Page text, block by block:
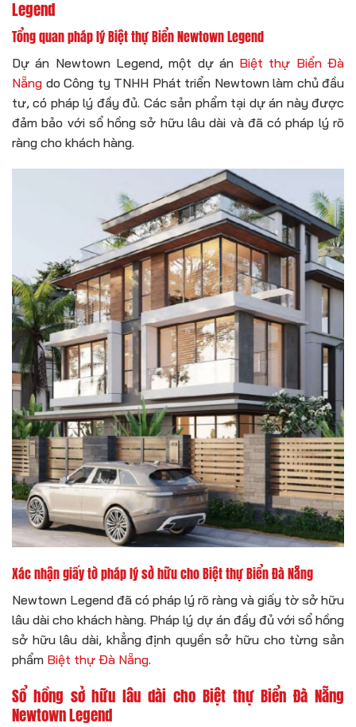
Legend
Tổng quan pháp lý Biệt thự Biển Newtown Legend
Dự án Newtown Legend, một dự án Biệt thự Biển Đà
Nẵng do Công ty TNHH Phát triển Newtown làm chủ đầu
tư, có pháp lý đầy đủ. Các sản phẩm tại dự án này được
đảm bảo với sổ hồng sở hữu lâu dài và đã có pháp lý rõ
ràng cho khách hàng.
Xác nhận giấy tờ pháp lý sở hữu cho Biệt thự Biển Đà Nẵng
Newtown Legend đã có pháp lý rõ ràng và giấy tờ sở hữu
lâu dài cho khách hàng. Pháp lý dự án đầy đủ với sổ hồng
sở hữu lâu dài, khẳng định quyền sở hữu cho từng sản
phẩm Biệt thự Đà Nẵng.
Sổ hồng sở hữu lâu dài cho Biệt thự Biển Đà Nẵng
Newtown Legend